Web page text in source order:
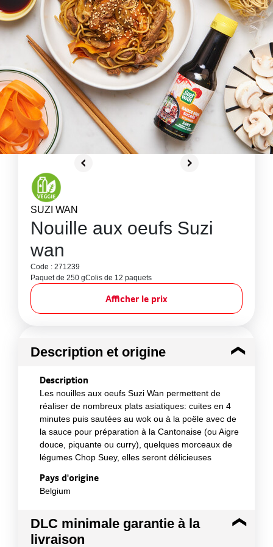
SUZI WAN
Nouille aux oeufs Suzi
wan
Code : 271239
Paquet de 250 gColis de 12 paquets
Afficher le prix
Description et origine
Description
Les nouilles aux oeufs Suzi Wan permettent de
réaliser de nombreux plats asiatiques: cuites en 4
minutes puis sautées au wok ou à la poële avec de
la sauce pour préparation à la Cantonaise (ou Aigre
douce, piquante ou curry), quelques morceaux de
légumes Chop Suey, elles seront délicieuses
Pays d'origine
Belgium
DLC minimale garantie à la
livraison